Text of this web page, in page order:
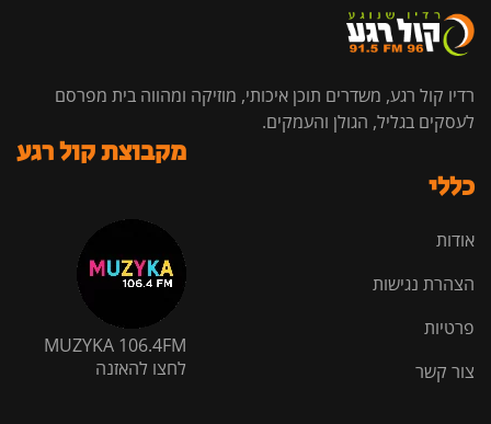
רדיו קול רגע, משדרים תוכן איכותי, מוזיקה ומהווה בית מפרסם
לעסקים בגליל, הגולן והעמקים.
כללי
אודות
הצהרת נגישות
פרטיות
צור קשר
מקבוצת קול רגע
MUZYKA 106.4FM
לחצו להאזנה